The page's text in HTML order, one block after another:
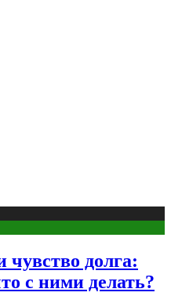
долга:
с ними делать?